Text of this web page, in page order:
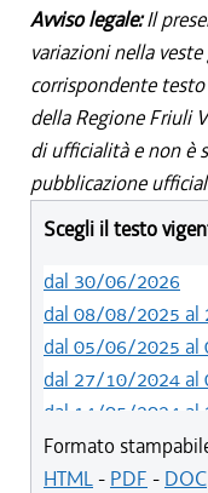
Avviso legale:Il
variazioni nella
corrispondente
della Regione Friuli
di ufficialità e non è
pubblicazione
Scegli il testo
dal 30/06/2026
dal 08/08/2025 al
dal 05/06/2025 al
dal 27/10/2024 al
dal 14/05/2024 al
dal 09/04/2024 al
dal 15/02/2024 al
Formato
HTML- PDF - DOC